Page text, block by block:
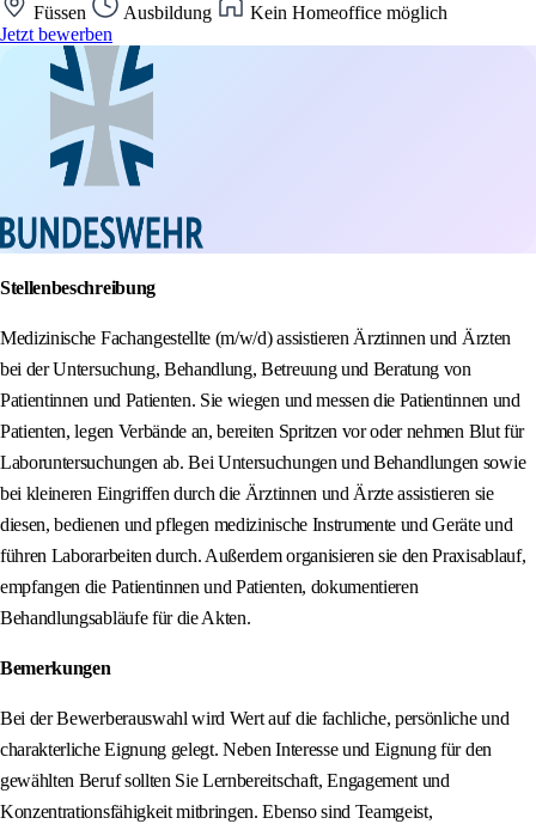
Füssen Ausbildung
Kein Homeoffice möglich
Jetzt bewerben
Stellenbeschreibung
Medizinische Fachangestellte (m/w/d) assistieren Ärztinnen und Ärzten
bei der Untersuchung, Behandlung, Betreuung und Beratung von
Patientinnen und Patienten. Sie wiegen und messen die Patientinnen und
Patienten, legen Verbände an, bereiten Spritzen vor oder nehmen Blut für
Laboruntersuchungen ab. Bei Untersuchungen und Behandlungen sowie
bei kleineren Eingriffen durch die Ärztinnen und Ärzte assistieren sie
diesen, bedienen und pflegen medizinische Instrumente und Geräte und
führen Laborarbeiten durch. Außerdem organisieren sie den Praxisablauf,
empfangen die Patientinnen und Patienten, dokumentieren
Behandlungsabläufe für die Akten.
Bemerkungen
Bei der Bewerberauswahl wird Wert auf die fachliche, persönliche und
charakterliche Eignung gelegt. Neben Interesse und Eignung für den
gewählten Beruf sollten Sie Lernbereitschaft, Engagement und
Konzentrationsfähigkeit mitbringen. Ebenso sind Teamgeist,